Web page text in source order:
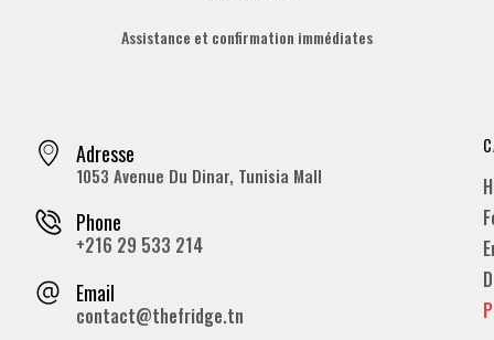
Assistance et confirmation immédiates
Adresse
1053 Avenue Du Dinar, Tunisia Mall
Phone
+216 29 533 214
Email
contact@thefridge.tn